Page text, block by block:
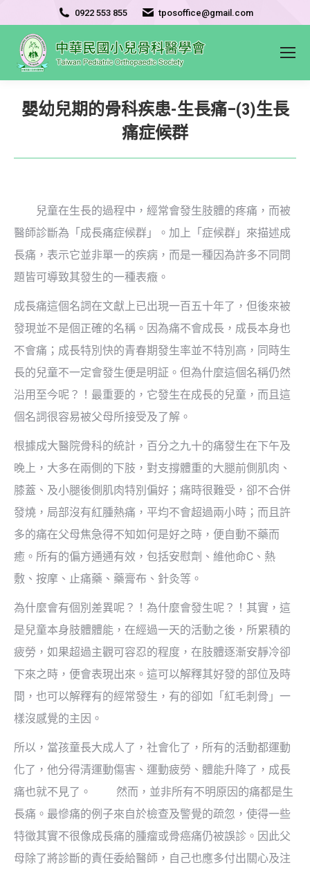
0922 553 855 tposoffice@gmail.com
嬰幼兒期的骨科疾患-生長痛–(3)生長
痛症候群
兒童在生長的過程中，經常會發生肢體的疼痛，而被
醫師診斷為「成長痛症候群」。加上「症候群」來描述成
長痛，表示它並非單一的疾病，而是一種因為許多不同問
題皆可導致其發生的一種表癥。
成長痛這個名詞在文獻上已出現一百五十年了，但後來被
發現並不是個正確的名稱。因為痛不會成長，成長本身也
不會痛；成長特別快的青春期發生率並不特別高，同時生
長的兒童不一定會發生便是明証。但為什麼這個名稱仍然
沿用至今呢？！最重要的，它發生在成長的兒童，而且這
個名詞很容易被父母所接受及了解。
根據成大醫院骨科的統計，百分之九十的痛發生在下午及
晚上，大多在兩側的下肢，對支撐體重的大腿前側肌肉、
膝蓋、及小腿後側肌肉特別偏好；痛時很難受，卻不合併
發燒，局部沒有紅腫熱痛，平均不會超過兩小時；而且許
多的痛在父母焦急得不知如何是好之時，便自動不藥而
癒。所有的偏方通通有效，包括安慰劑、維他命C、熱
敷、按摩、止痛藥、藥膏布、針灸等。
為什麼會有個別差異呢？！為什麼會發生呢？！其實，這
是兒童本身肢體體能，在經過一天的活動之後，所累積的
疲勞，如果超過主觀可容忍的程度，在肢體逐漸安靜冷卻
下來之時，便會表現出來。這可以解釋其好發的部位及時
間，也可以解釋有的經常發生，有的卻如「紅毛刺骨」一
樣沒感覺的主因。
所以，當孩童長大成人了，社會化了，所有的活動都運動
化了，他分得清運動傷害、運動疲勞、體能升降了，成長
痛也就不見了。 然而，並非所有不明原因的痛都是生
長痛。最慘痛的例子來自於檢查及警覺的疏忽，使得一些
特徵其實不很像成長痛的腫瘤或骨癌痛仍被誤診。因此父
母除了將診斷的責任委給醫師，自己也應多付出關心及注